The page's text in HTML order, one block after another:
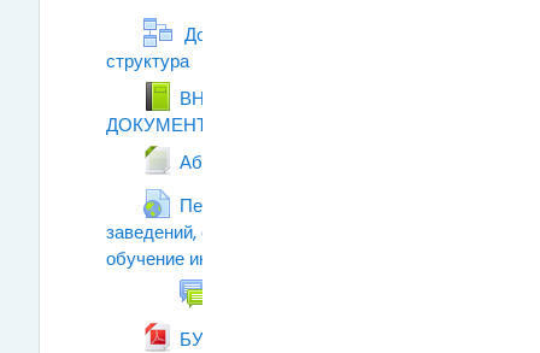
Договор об образовании, его
структура
Лекция
ВНИМАНИЕ!!!
ДОКУМЕНТЫ!!!
Книга
Абитуриент с инвалидностью
Перечень учебных
заведений, осуществляющих приём на
обучение инвалидов по слуху
БУДУЩИМ СТУДЕНТАМ!